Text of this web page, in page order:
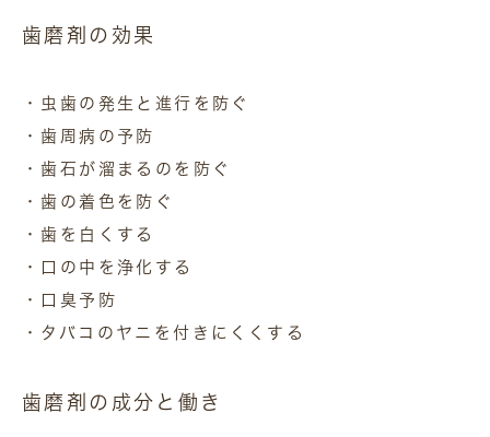
歯磨剤の効果
・虫歯の発生と進行を防ぐ
・歯周病の予防
・歯石が溜まるのを防ぐ
・歯の着色を防ぐ
・歯を白くする
・口の中を浄化する
・口臭予防
・タバコのヤニを付きにくくする
歯磨剤の成分と働き